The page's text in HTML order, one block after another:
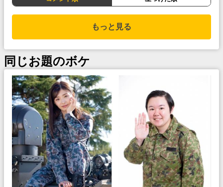
もっと見る
同じお題のボケ